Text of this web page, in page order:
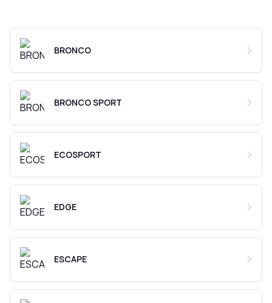
BRONCO
BRONCO SPORT
ECOSPORT
EDGE
ESCAPE